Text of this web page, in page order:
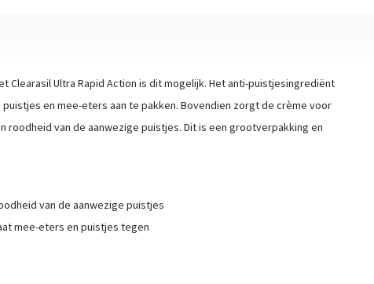
Clearasil Ultra Rapid Action is dit mogelijk. Het anti-puistjesingrediënt
en mee-eters aan te pakken. Bovendien zorgt de crème voor
roodheid van de aanwezige puistjes. Dit is een grootverpakking en
van de aanwezige puistjes
mee-eters en puistjes tegen